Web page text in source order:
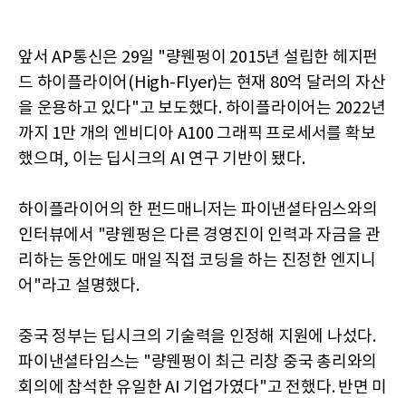
앞서 AP통신은 29일 "량웬펑이 2015년 설립한 헤지펀
드 하이플라이어(High-Flyer)는 현재 80억 달러의 자산
을 운용하고 있다"고 보도했다. 하이플라이어는 2022년
까지 1만 개의 엔비디아 A100 그래픽 프로세서를 확보
했으며, 이는 딥시크의 AI 연구 기반이 됐다.
하이플라이어의 한 펀드매니저는 파이낸셜타임스와의
인터뷰에서 "량웬펑은 다른 경영진이 인력과 자금을 관
리하는 동안에도 매일 직접 코딩을 하는 진정한 엔지니
어"라고 설명했다.
중국 정부는 딥시크의 기술력을 인정해 지원에 나섰다.
파이낸셜타임스는 "량웬펑이 최근 리창 중국 총리와의
회의에 참석한 유일한 AI 기업가였다"고 전했다. 반면 미